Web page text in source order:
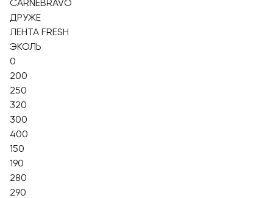
CARNEBRAVO
ДРУЖЕ
ЛЕНТА FRESH
ЭКОЛЬ
0
200
250
320
300
400
150
190
280
290